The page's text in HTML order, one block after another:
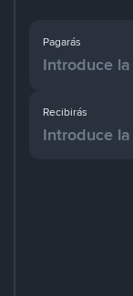
Pagarás
Recibirás